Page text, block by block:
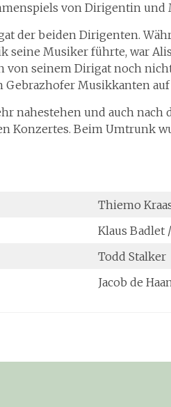
von Dirigentin und
der beiden Dirigenten.
seine Musiker führte, war
von seinem Dirigat noch
Musikkanten
nahestehen und auch
Konzertes. Beim Umtrunk
Thiemo
Klaus Badlet
Todd Stalker
Jacob de